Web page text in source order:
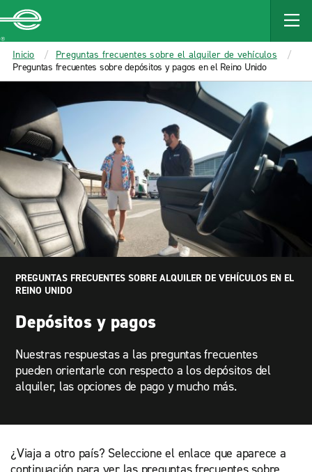
MAIN
CONTENT
Enterprise
Inicio
Preguntas frecuentes sobre el alquiler de vehículos
Preguntas frecuentes sobre depósitos y pagos en el Reino Unido
PREGUNTAS FRECUENTES SOBRE ALQUILER DE VEHÍCULOS EN EL
REINO UNIDO
Depósitos y pagos
Nuestras respuestas a las preguntas frecuentes
pueden orientarle con respecto a los depósitos del
alquiler, las opciones de pago y mucho más.
¿Viaja a otro país? Seleccione el enlace que aparece a